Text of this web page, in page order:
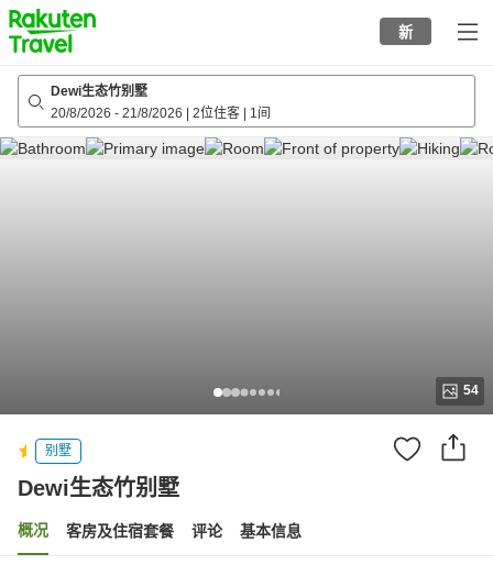
to
top
page
新
Dewi生态竹别墅
20/8/2026 - 21/8/2026 2位住客 1间
54
别墅
Dewi生态竹别墅
概况 客房及住宿套餐 评论 基本信息